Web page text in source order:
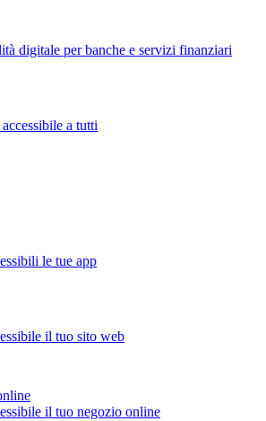
digitale per banche e servizi finanziari
a tutti
le tue app
il tuo sito web
il tuo negozio online